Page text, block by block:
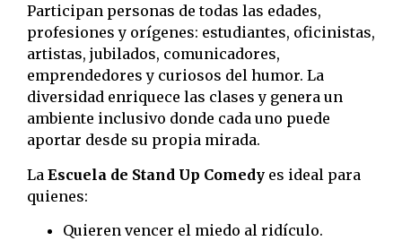
Participan personas de todas las edades,
profesiones y orígenes: estudiantes, oficinistas,
artistas, jubilados, comunicadores,
emprendedores y curiosos del humor. La
diversidad enriquece las clases y genera un
ambiente inclusivo donde cada uno puede
aportar desde su propia mirada.
La Escuela de Stand Up Comedy es ideal para
quienes:
Quieren vencer el miedo al ridículo.